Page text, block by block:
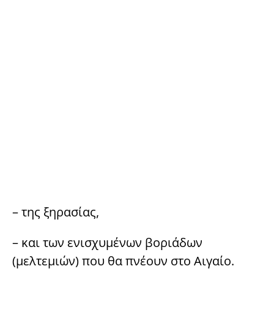
– της ξηρασίας,
– και των ενισχυμένων βοριάδων
(μελτεμιών) που θα πνέουν στο Αιγαίο.